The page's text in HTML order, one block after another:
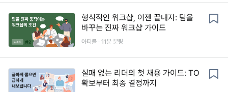
형식적인 워크샵, 이젠 끝내자: 팀을
바꾸는 진짜 워크샵 가이드
아티클 · 11분 분량
실패 없는 리더의 첫 채용 가이드: TO
확보부터 최종 결정까지